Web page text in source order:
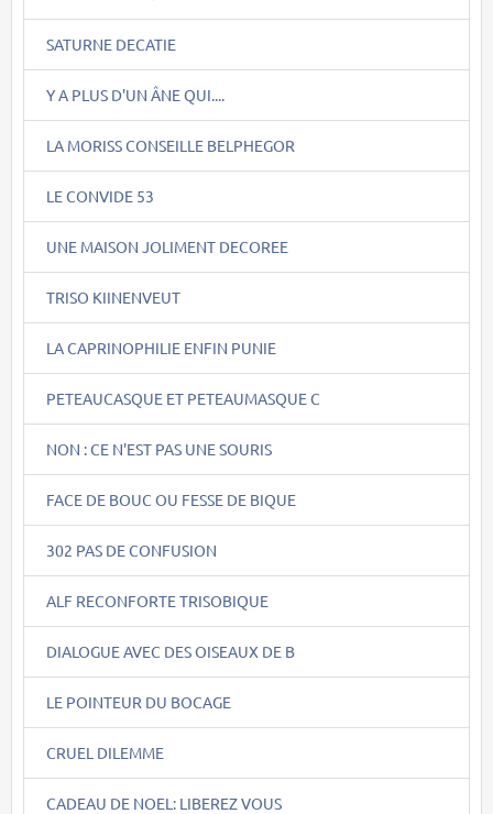
SATURNE DECATIE
Y A PLUS D'UN ÂNE QUI....
LA MORISS CONSEILLE BELPHEGOR
LE CONVIDE 53
UNE MAISON JOLIMENT DECOREE
TRISO KIINENVEUT
LA CAPRINOPHILIE ENFIN PUNIE
PETEAUCASQUE ET PETEAUMASQUE C
NON : CE N'EST PAS UNE SOURIS
FACE DE BOUC OU FESSE DE BIQUE
302 PAS DE CONFUSION
ALF RECONFORTE TRISOBIQUE
DIALOGUE AVEC DES OISEAUX DE B
LE POINTEUR DU BOCAGE
CRUEL DILEMME
CADEAU DE NOEL: LIBEREZ VOUS